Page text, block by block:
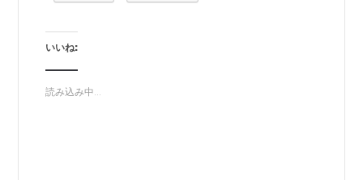
いいね:
読み込み中...